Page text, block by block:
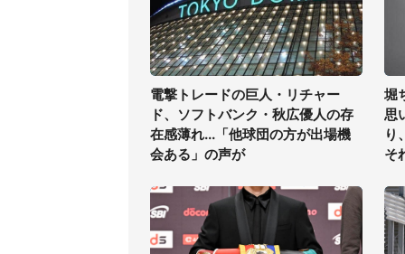
電撃トレードの巨人・リチャー
ド、ソフトバンク・秋広優人の存
在感薄れ...「他球団の方が出場機
会ある」の声が
堀
思
り
そ